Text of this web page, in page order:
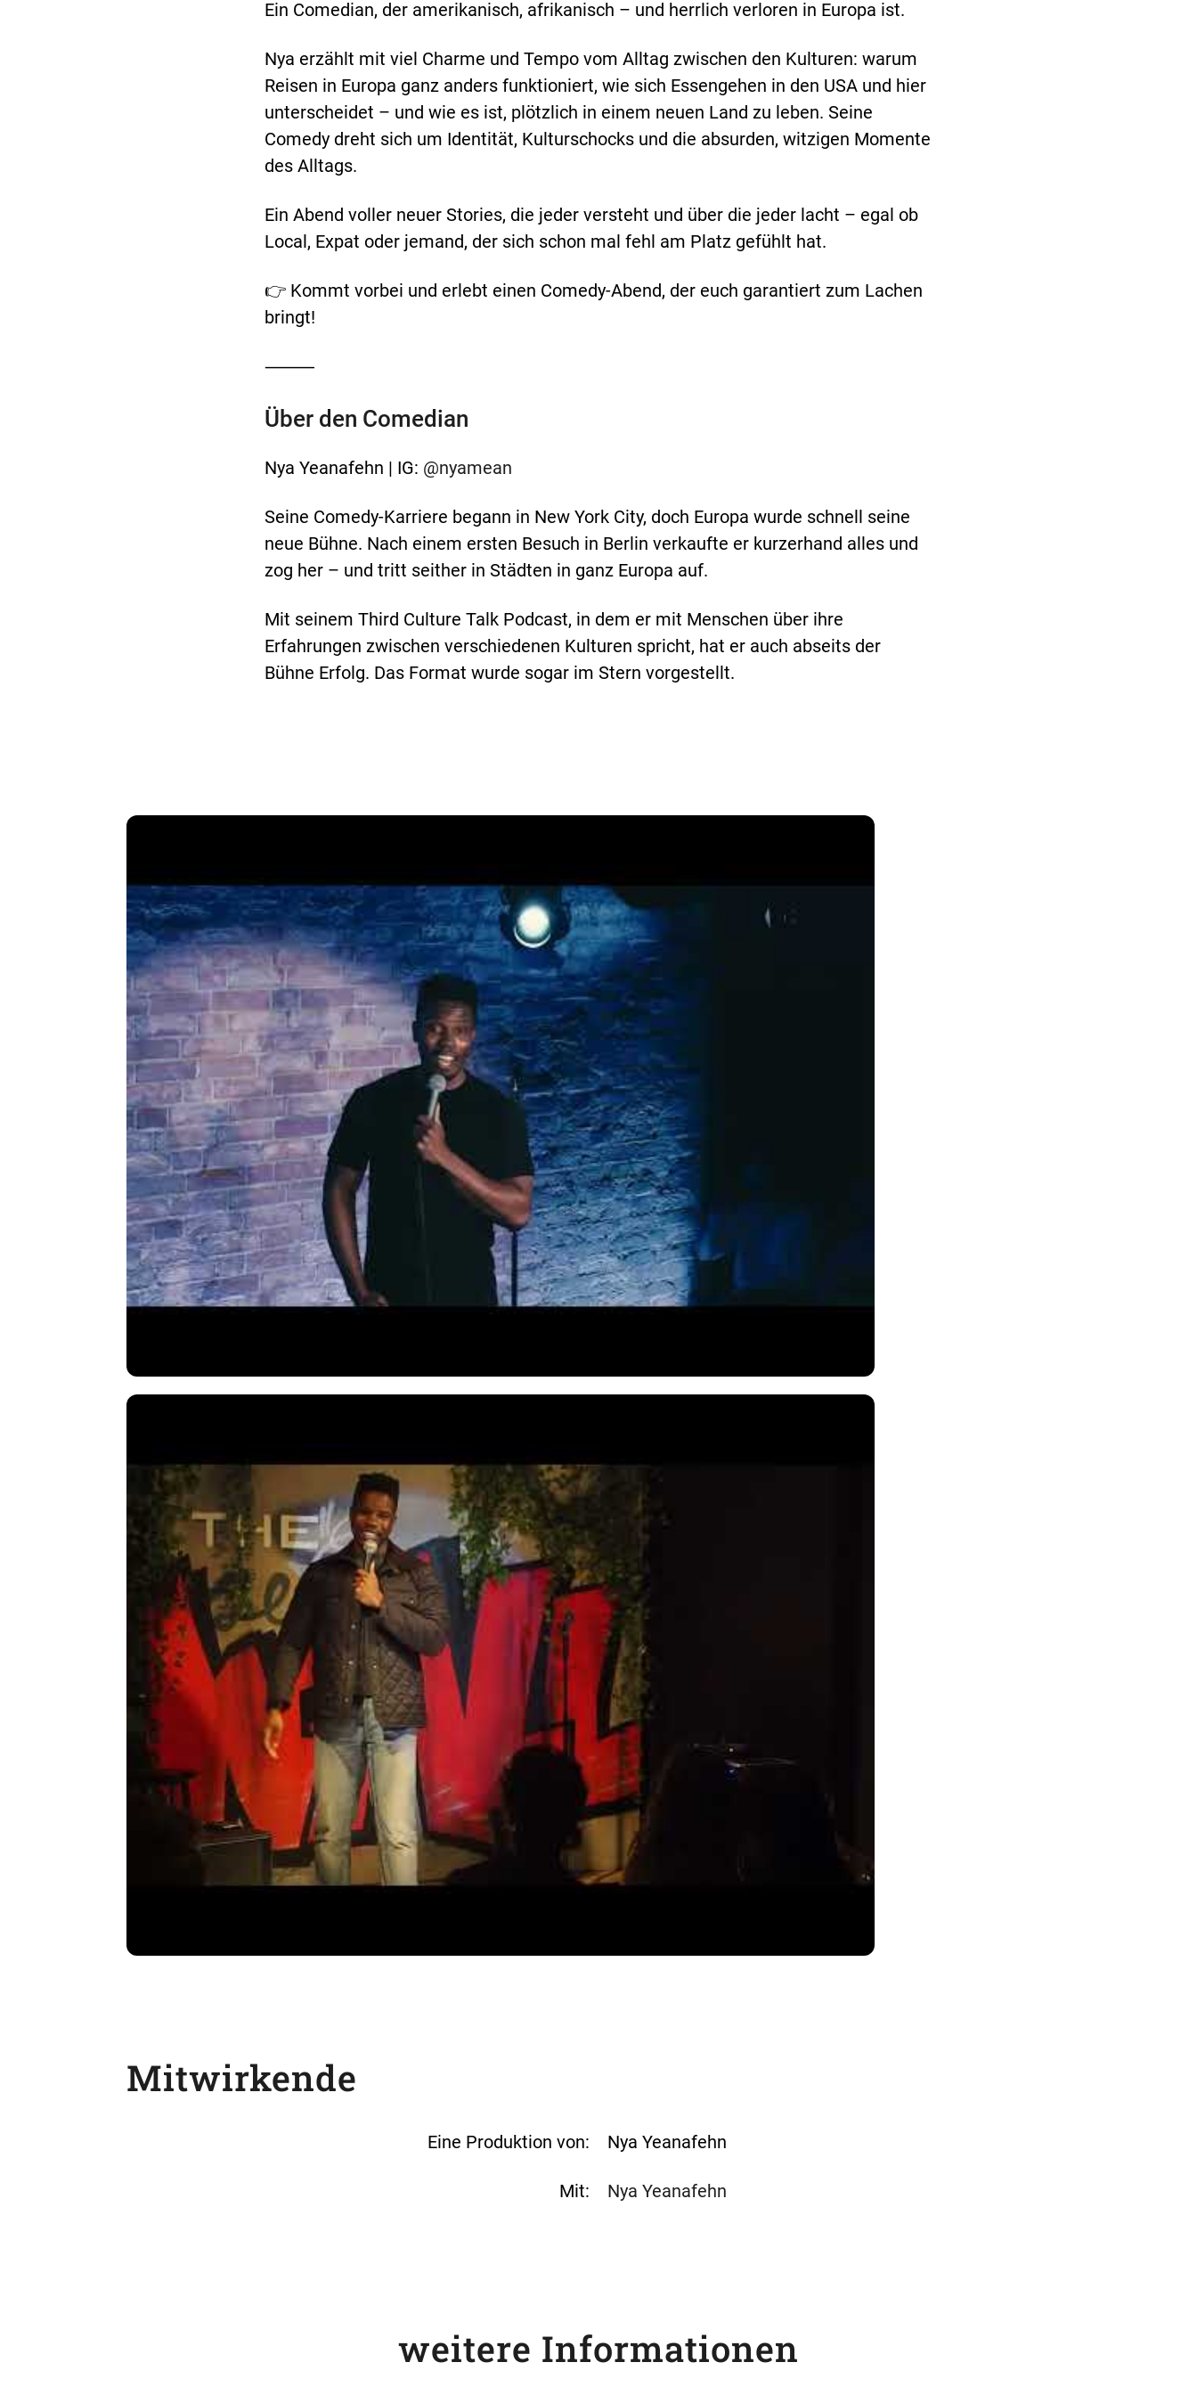
Ein Comedian, der amerikanisch, afrikanisch – und herrlich verloren in Europa ist.
Nya erzählt mit viel Charme und Tempo vom Alltag zwischen den Kulturen: warum
Reisen in Europa ganz anders funktioniert, wie sich Essengehen in den USA und hier
unterscheidet – und wie es ist, plötzlich in einem neuen Land zu leben. Seine
Comedy dreht sich um Identität, Kulturschocks und die absurden, witzigen Momente
des Alltags.
Ein Abend voller neuer Stories, die jeder versteht und über die jeder lacht – egal ob
Local, Expat oder jemand, der sich schon mal fehl am Platz gefühlt hat.
👉 Kommt vorbei und erlebt einen Comedy-Abend, der euch garantiert zum Lachen
bringt!
⸻
Über den Comedian
Nya Yeanafehn | IG: @nyamean
Seine Comedy-Karriere begann in New York City, doch Europa wurde schnell seine
neue Bühne. Nach einem ersten Besuch in Berlin verkaufte er kurzerhand alles und
zog her – und tritt seither in Städten in ganz Europa auf.
Mit seinem Third Culture Talk Podcast, in dem er mit Menschen über ihre
Erfahrungen zwischen verschiedenen Kulturen spricht, hat er auch abseits der
Bühne Erfolg. Das Format wurde sogar im Stern vorgestellt.
Datenschutzhinweise.
Ich stimme zu
▶ Video laden
▶ Video laden
Mitwirkende
Eine Produktion von: Nya Yeanafehn
Mit: Nya Yeanafehn
weitere Informationen